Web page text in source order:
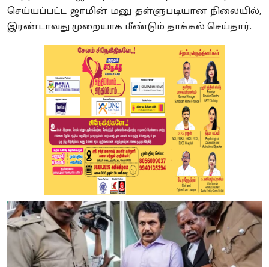
செய்யப்பட்ட ஜாமின் மனு தள்ளுபடியான நிலையில்,
இரண்டாவது முறையாக மீண்டும் தாக்கல் செய்தார்.